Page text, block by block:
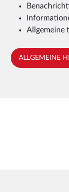
Allgemeine
ALLGEMEINE